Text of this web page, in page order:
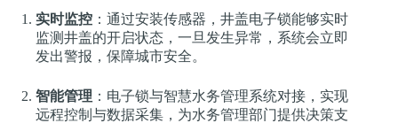
实时监控 ：通过安装传感器，井盖电子锁能够实时
监测井盖的开启状态，一旦发生异常，系统会立即
发出警报，保障城市安全。
智能管理 ：电子锁与智慧水务管理系统对接，实现
远程控制与数据采集，为水务管理部门提供决策支